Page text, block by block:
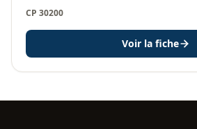
CP 30200
Voir la fiche